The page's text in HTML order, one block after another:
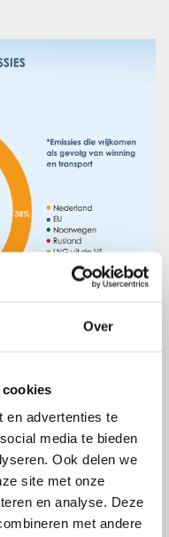
Over
en advertenties te
media te bieden
Ook delen we
site met onze
en analyse. Deze
met andere
wordt in de VS
van fracking.
tot –162 graden
Het transport
processen
methaanuitstoot.